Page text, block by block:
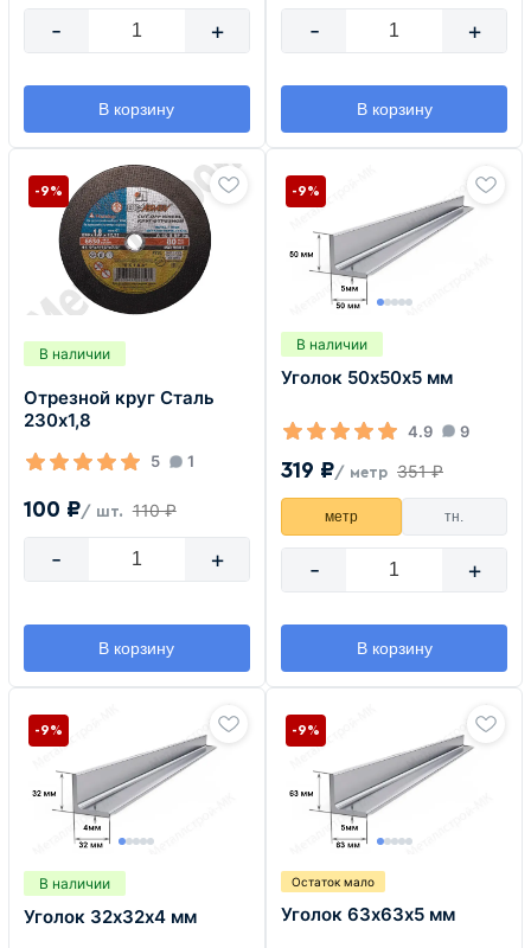
- +
В корзину
- +
В корзину
В наличии
Отрезной круг Сталь
230х1,8
5 1
100 ₽/ шт. 110 ₽
-9%
- +
В корзину
В наличии
Уголок 50х50х5 мм
4.9 9
319 ₽/ метр 351 ₽
-9%
метр тн.
- +
В корзину
В наличии
Уголок 32х32х4 мм
-9%
Остаток мало
Уголок 63х63х5 мм
-9%